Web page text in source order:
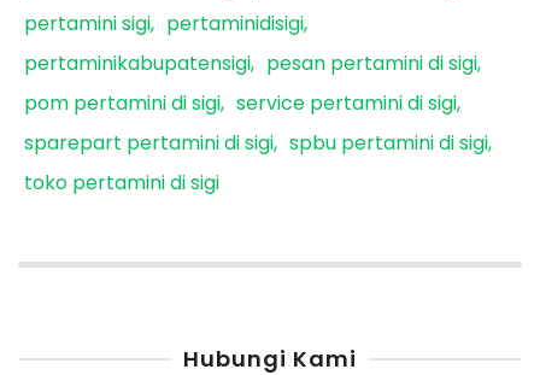
pertamini sigi
pertaminidisigi
pertaminikabupatensigi
pesan pertamini di sigi
pom pertamini di sigi service pertamini di sigi
sparepart pertamini di sigi spbu pertamini di sigi
toko pertamini di sigi
Hubungi Kami